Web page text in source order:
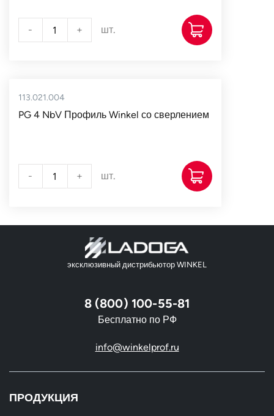
- + шт.
113.021.004
PG 4 NbV Профиль Winkel со сверлением
- + шт.
эксклюзивный дистрибьютор WINKEL
8 (800) 100-55-81
Бесплатно по РФ
info@winkelprof.ru
ПРОДУКЦИЯ